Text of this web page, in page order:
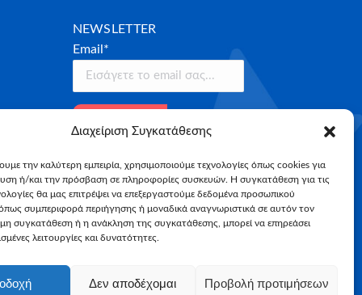
Διαχείριση Συγκατάθεσης
την καλύτερη εμπειρία, χρησιμοποιούμε τεχνολογίες όπως cookies για
ή/και την πρόσβαση σε πληροφορίες συσκευών. Η συγκατάθεση για τις
θα μας επιτρέψει να επεξεργαστούμε δεδομένα προσωπικού
συμπεριφορά περιήγησης ή μοναδικά αναγνωριστικά σε αυτόν τον
συγκατάθεση ή η ανάκληση της συγκατάθεσης, μπορεί να επηρεάσει
λειτουργίες και δυνατότητες.
Δεν αποδέχομαι Προβολή προτιμήσεων
NEWSLETTER
Email*